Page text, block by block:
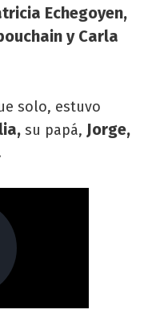
Echegoyen,
y Carla
solo, estuvo
su papá, Jorge,